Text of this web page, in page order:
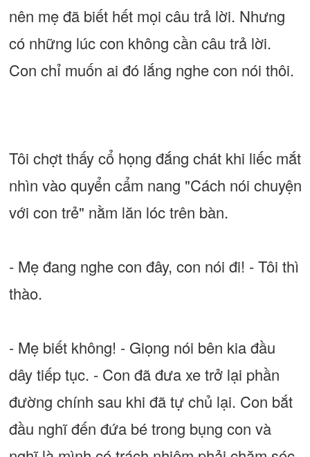
nên mẹ đã biết hết mọi câu trả lời. Nhưng
có những lúc con không cần câu trả lời.
Con chỉ muốn ai đó lắng nghe con nói thôi.
Tôi chợt thấy cổ họng đắng chát khi liếc mắt
nhìn vào quyển cẩm nang "Cách nói chuyện
với con trẻ" nằm lăn lóc trên bàn.
- Mẹ đang nghe con đây, con nói đi! - Tôi thì
thào.
- Mẹ biết không! - Giọng nói bên kia đầu
dây tiếp tục. - Con đã đưa xe trở lại phần
đường chính sau khi đã tự chủ lại. Con bắt
đầu nghĩ đến đứa bé trong bụng con và